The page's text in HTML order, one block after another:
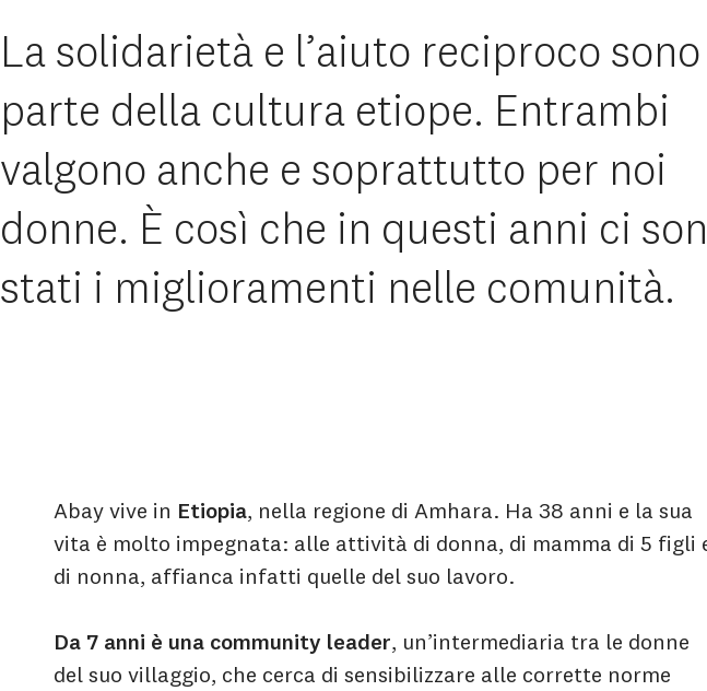
La solidarietà e l’aiuto reciproco sono
parte della cultura etiope. Entrambi
valgono anche e soprattutto per noi
donne. È così che in questi anni ci
stati i miglioramenti nelle comunità.
Abay vive in Etiopia, nella regione di Amhara. Ha 38 anni e la sua
vita è molto impegnata: alle attività di donna, di mamma di 5 figli
di nonna, affianca infatti quelle del suo lavoro.
Da 7 anni è una community leader, un’intermediaria tra le donne
del suo villaggio, che cerca di sensibilizzare alle corrette norme